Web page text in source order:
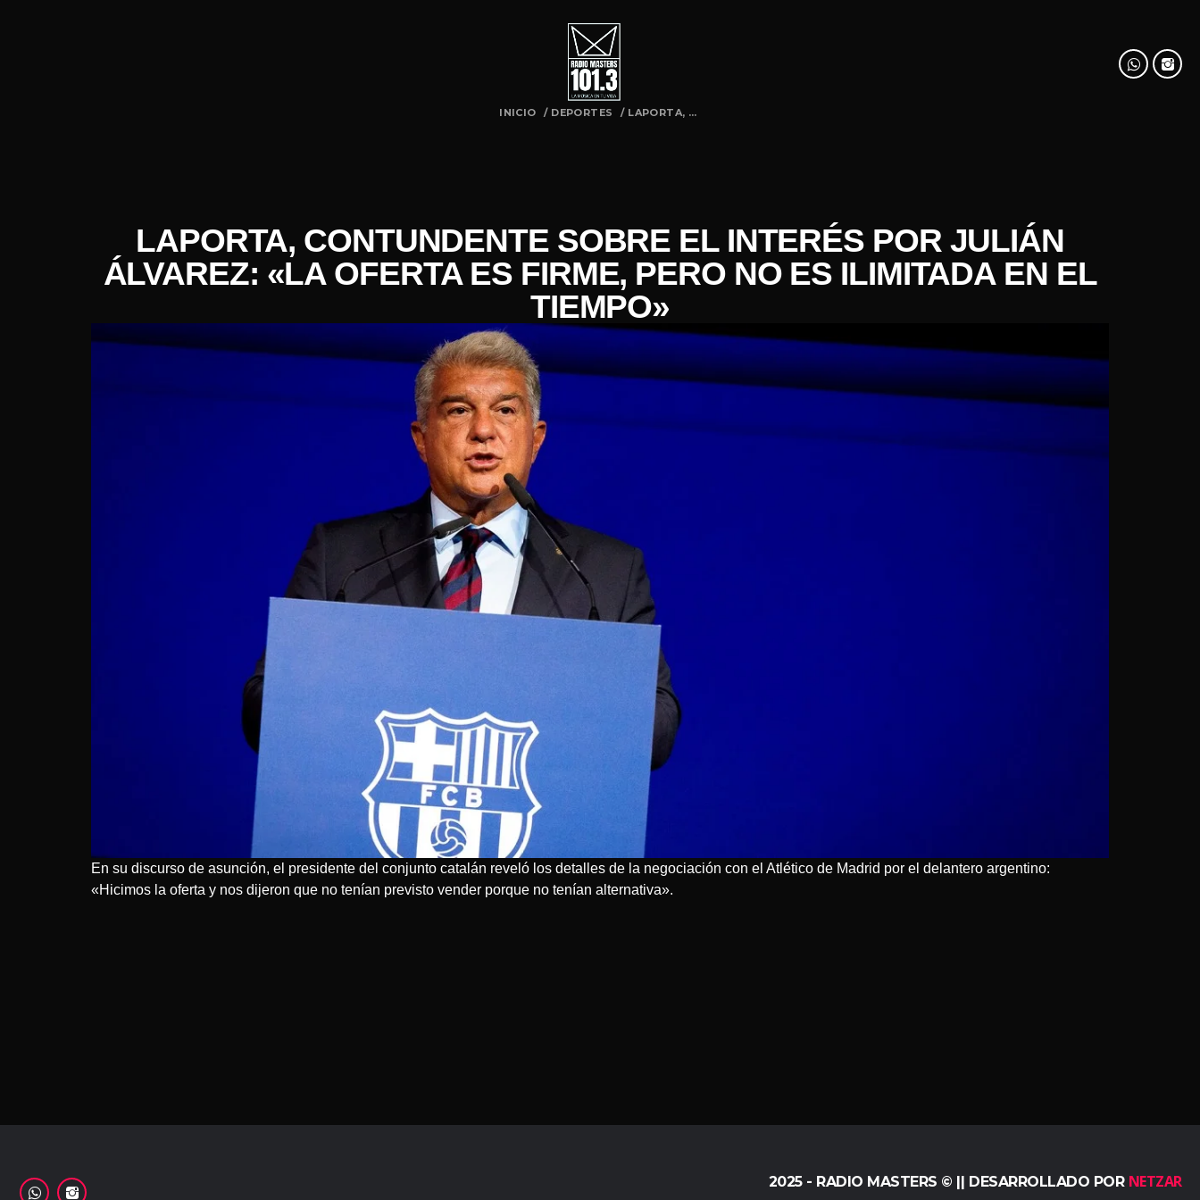
INICIO / DEPORTES / LAPORTA, ...
LAPORTA, CONTUNDENTE SOBRE EL INTERÉS POR JULIÁN
ÁLVAREZ: «LA OFERTA ES FIRME, PERO NO ES ILIMITADA EN EL
TIEMPO»
En su discurso de asunción, el presidente del conjunto catalán reveló los detalles de la negociación con el Atlético de Madrid por el delantero argentino:
«Hicimos la oferta y nos dijeron que no tenían previsto vender porque no tenían alternativa».
2025 - RADIO MASTERS © || DESARROLLADO POR NETZAR